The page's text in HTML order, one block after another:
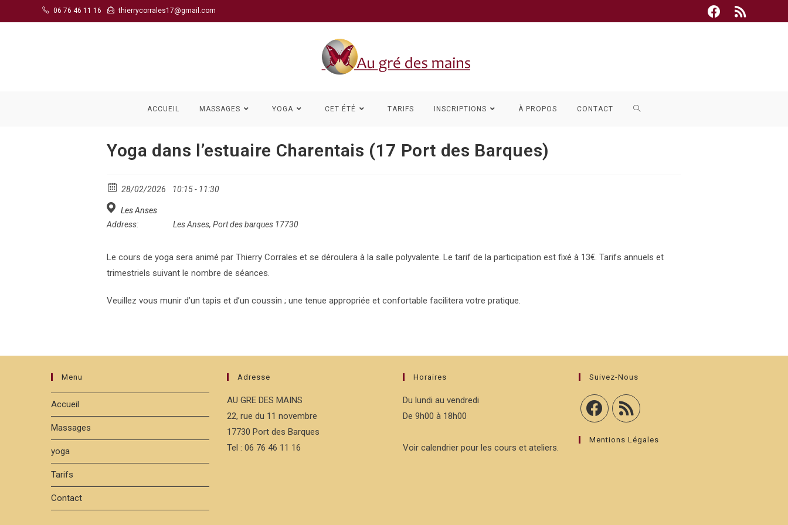
to
06 76 46 11 16 thierrycorrales17@gmail.com
ACCUEIL MASSAGES YOGA CET ÉTÉ TARIFS INSCRIPTIONS À PROPOS CONTACT TOGGLE
Yoga dans l’estuaire Charentais (17 Port des Barques)
28/02/2026 10:15 - 11:30
Les Anses
Address:
Les Anses, Port des barques 17730
Le cours de yoga sera animé par Thierry Corrales et se déroulera à la salle polyvalente. Le tarif de la participation est fixé à 13€. Tarifs annuels et
trimestriels suivant le nombre de séances.
Veuillez vous munir d’un tapis et d’un coussin ; une tenue appropriée et confortable facilitera votre pratique.
Menu
Accueil
Massages
yoga
Tarifs
Contact
Adresse
AU GRE DES MAINS
22, rue du 11 novembre
17730 Port des Barques
Tel : 06 76 46 11 16
Horaires
Du lundi au vendredi
De 9h00 à 18h00
Voir calendrier pour les cours et ateliers.
Suivez-Nous
Mentions Légales